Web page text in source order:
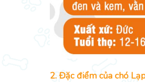
2. Đặc điểm của chó